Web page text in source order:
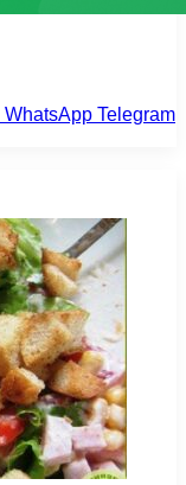
WhatsApp Telegram